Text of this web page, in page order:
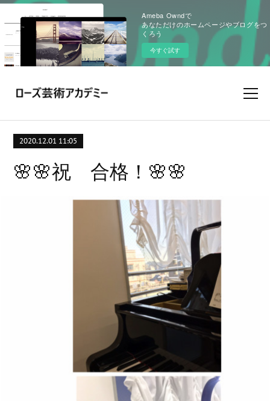
Ameba Owndで
あなただけのホームページやブログをつ
くろう
今すぐ試す
2020.12.01 11:05
🌸🌸祝 合格！🌸🌸